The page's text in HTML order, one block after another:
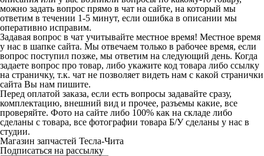
можно задать вопрос прямо в чат на сайте, на который мы
ответим в течении 1-5 минут, если ошибка в описании мы
оперативно исправим.
Задавая вопрос в чат учитывайте местное время! Местное время
у нас в шапке сайта. Мы отвечаем только в рабочее время, если
вопрос поступил позже, мы ответим на следующий день. Когда
задаете вопрос про товар, либо укажите код товара либо ссылку
на страничку, т.к. чат не позволяет видеть нам с какой странички
сайта Вы нам пишите.
Перед оплатой заказа, если есть вопросы задавайте сразу,
комплектацию, внешний вид и прочее, разъемы какие, все
проверяйте. Фото на сайте либо 100% как на складе либо
сделаны с товара, все фотографии товара Б/У сделаны у нас в
студии.
Магазин запчастей Тесла-Чита
Подписаться на рассылку